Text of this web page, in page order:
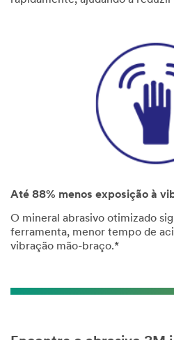
Até 88% menos exposição à
O mineral abrasivo otimizado
ferramenta, menor tempo de
vibração mão-braço.*